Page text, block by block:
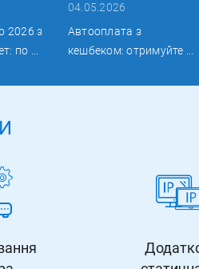
2026 з
по ...
04.05.2026
Автооплата з
кешбеком: отримуйте ...